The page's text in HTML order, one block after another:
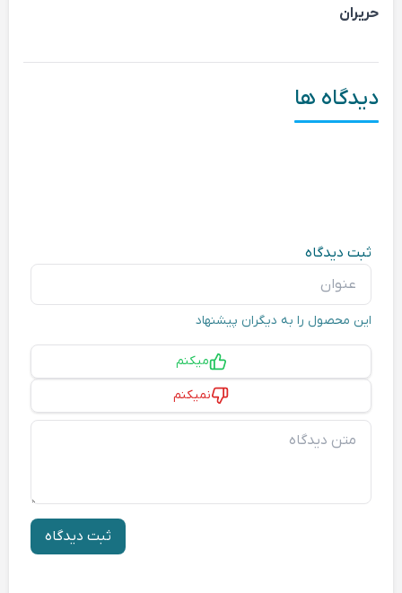
حریران
دیدگاه ها
ثبت دیدگاه
عنوان
این محصول را به دیگران پیشنهاد
پیشنهاد
میکنم
نمیکنم
متن دیدگاه
ثبت دیدگاه